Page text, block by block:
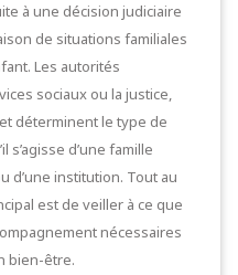
à une décision judiciaire
de situations familiales
Les autorités
sociaux ou la justice,
déterminent le type de
s’agisse d’une famille
d’une institution. Tout au
est de veiller à ce que
nécessaires
bien-être.